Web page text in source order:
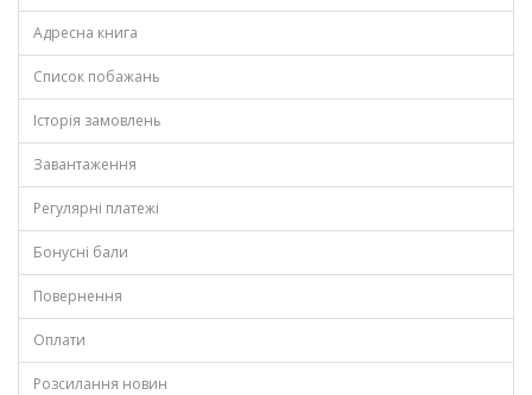
Адресна книга
Список побажань
Історія замовлень
Завантаження
Регулярні платежі
Бонусні бали
Повернення
Оплати
Розсилання новин